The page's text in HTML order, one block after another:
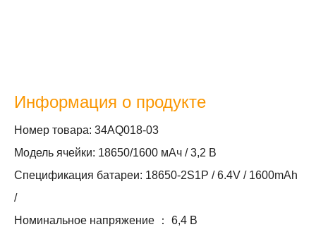
Информация о продукте
Номер товара: 34AQ018-03
Модель ячейки: 18650/1600 мАч / 3,2 В
Спецификация батареи: 18650-2S1P / 6.4V / 1600mAh
/
Номинальное напряжение ： 6,4 В